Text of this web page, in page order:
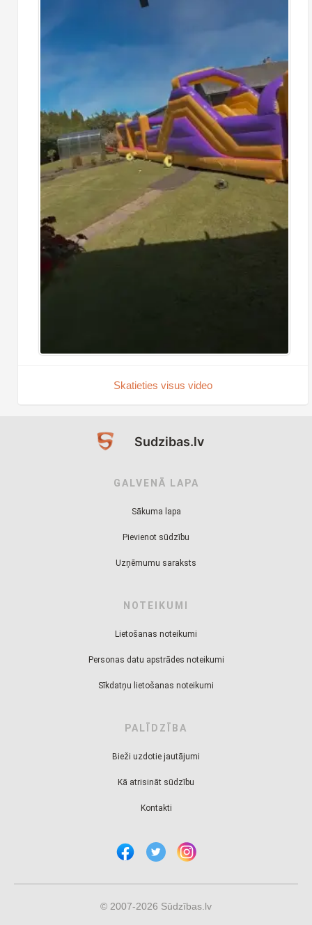
Skatieties visus video
Sudzibas.lv
GALVENĀ LAPA
Sākuma lapa
Pievienot sūdzību
Uzņēmumu saraksts
NOTEIKUMI
Lietošanas noteikumi
Personas datu apstrādes noteikumi
Sīkdatņu lietošanas noteikumi
PALĪDZĪBA
Bieži uzdotie jautājumi
Kā atrisināt sūdzību
Kontakti
© 2007-2026 Sūdzības.lv